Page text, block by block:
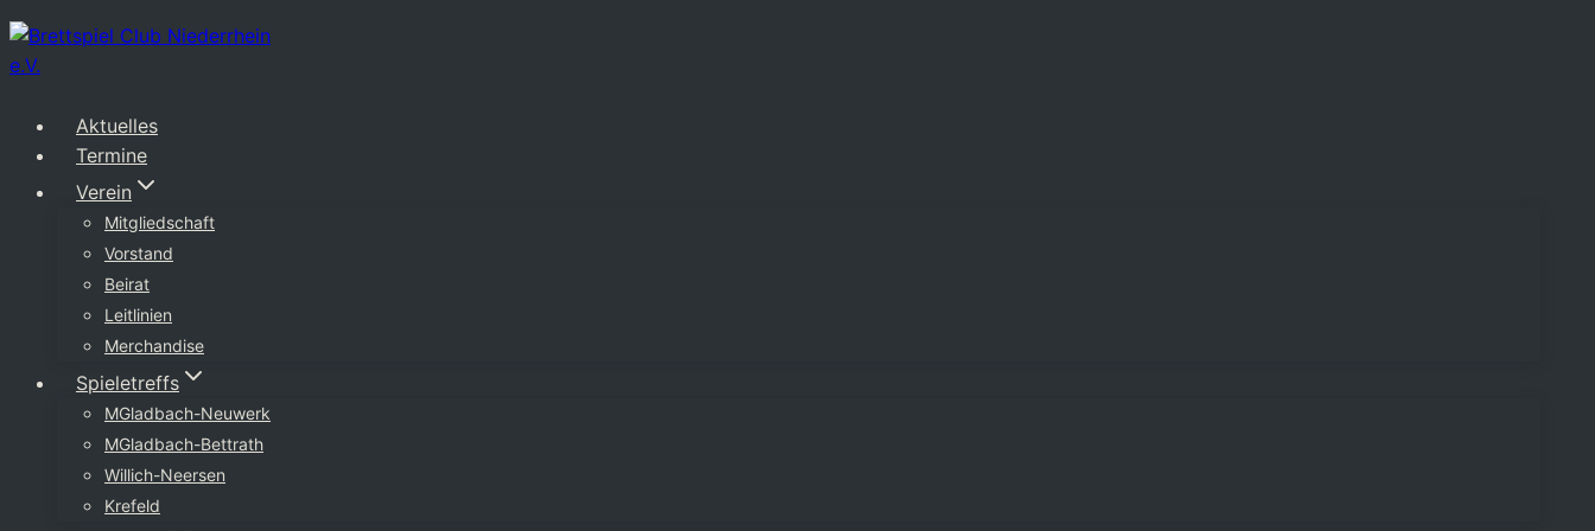
Zum
Inhalt
springen
Aktuelles
Termine
Verein
Mitgliedschaft
Vorstand
Beirat
Leitlinien
Merchandise
Spieletreffs
MGladbach-Neuwerk
MGladbach-Bettrath
Willich-Neersen
Krefeld